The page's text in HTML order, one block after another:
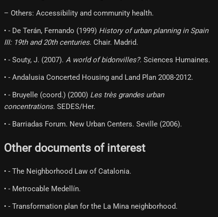
– Others: Accessibility and community health.
• - De Terán, Fernando (1999) History of urban planning in Spain
III: 19th and 20th centuries. Chair. Madrid.
• - Souty, J. (2007). A world of bidonvilles?. Sciences Humaines.
• - Andalusia Concerted Housing and Land Plan 2008-2012.
• - Bruyelle (coord.) (2000) Les très grandes urban
concentrations. SEDES/Her.
• - Barriadas Forum. New Urban Centers. Seville (2006).
Other documents of interest
• - The Neighborhood Law of Catalonia.
• - Metrocable Medellín.
• - Transformation plan for the La Mina neighborhood.